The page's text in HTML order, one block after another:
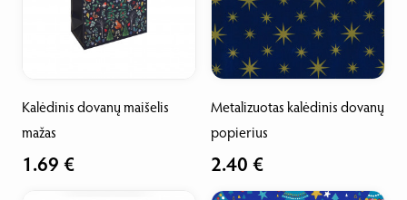
Kalėdinis dovanų maišelis
mažas
1.69 €
Metalizuotas kalėdinis dovanų
popierius
2.40 €